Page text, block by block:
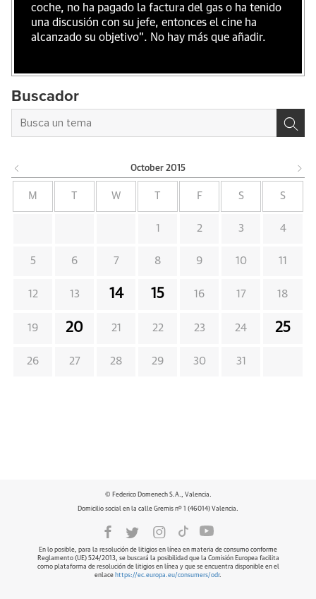
coche, no ha pagado la factura del gas o ha tenido
una discusión con su jefe, entonces el cine ha
alcanzado su objetivo". No hay más que añadir.
Buscador
October 2015
M W F S S
1 2 3 4
5 6 7 8 9 10 11
12 13 14 15 16 17 18
19 20 21 22 23 24 25
26 27 28 29 30 31
© Federico Domenech S.A., Valencia.
Domicilio social en la calle Gremis nº 1 (46014) Valencia.
En lo posible, para la resolución de litigios en línea en materia de consumo conforme
Reglamento (UE) 524/2013, se buscará la posibilidad que la Comisión Europea facilita
como plataforma de resolución de litigios en línea y que se encuentra disponible en el
enlace https://ec.europa.eu/consumers/odr.